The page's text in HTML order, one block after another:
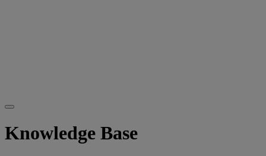
Knowledge Base